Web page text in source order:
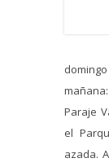
Paraje
el
azada.